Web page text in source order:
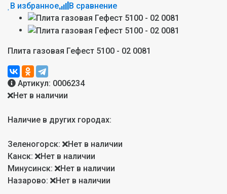
В избранное
В сравнение
Плита газовая Гефест 5100 - 02 0081
Артикул: 0006234
Нет в наличии
Наличие в других городах:
Зеленогорск:
Нет в наличии
Канск:
Нет в наличии
Минусинск:
Нет в наличии
Назарово:
Нет в наличии